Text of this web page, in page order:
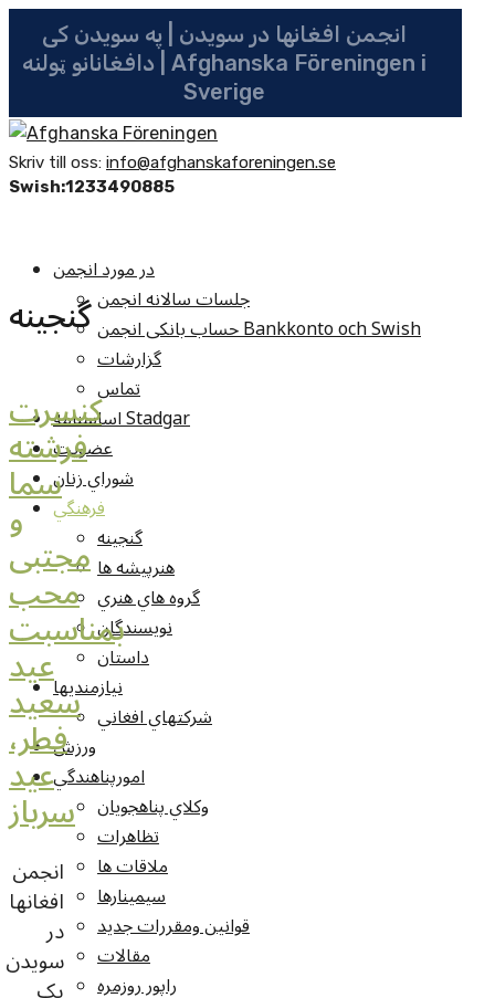
انجمن افغانها در سویدن | په سویدن کی
دافغانانو ټولنه | Afghanska Föreningen i
Sverige
Skriv till oss: info@afghanskaforeningen.se
Swish:1233490885
در مورد انجمن
جلسات سالانه انجمن
حساب بانکی انجمن Bankkonto och Swish
گزارشات
تماس
اساسنامه Stadgar
عضویت
شوراي زنان
فرهنگي
گنجينه
هنرپيشه ها
گروه هاي هنري
نويسندگان
داستان
نيازمنديها
شرکتهاي افغاني
ورزش
امورپناهندگي
وکلاي پناهجويان
تظاهرات
ملاقات ها
سيمينارها
قوانين ومقررات جديد
مقالات
راپور روزمره
گنجينه
کنسرت
فرشته
سما
و
مجتبی
محب
بمناسبت
عید
سعید
فطر،
عید
سرباز
انجمن
افغانها
در
سویدن